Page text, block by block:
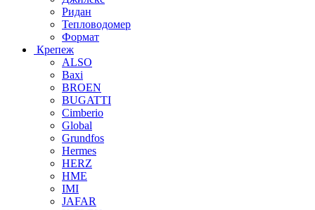
Ридан
Тепловодомер
Формат
Крепеж
ALSO
Baxi
BROEN
BUGATTI
Cimberio
Global
Grundfos
Hermes
HERZ
HME
IMI
JAFAR